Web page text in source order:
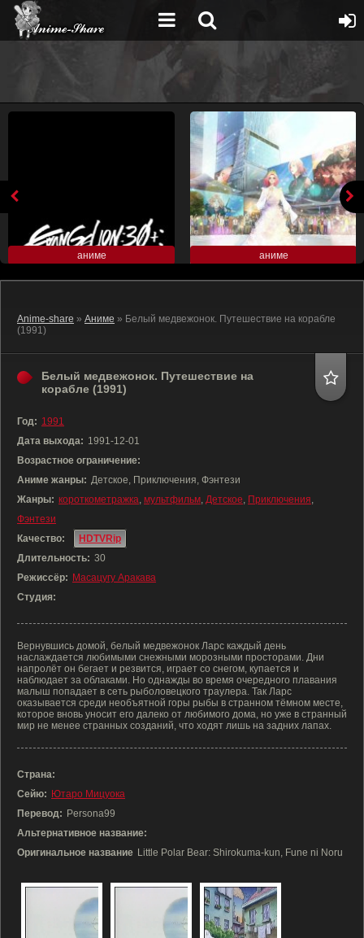
аниме аниме
Anime-share » Аниме » Белый медвежонок. Путешествие на корабле
(1991)
Белый медвежонок. Путешествие на
корабле (1991)
Год: 1991
Дата выхода: 1991-12-01
Возрастное ограничение:
Аниме жанры: Детское, Приключения, Фэнтези
Жанры: короткометражка, мультфильм, Детское, Приключения,
Фэнтези
Качество:
HDTVRip
Длительность: 30
Режиссёр: Масацугу Аракава
Студия:
Вернувшись домой, белый медвежонок Ларс каждый день
наслаждается любимыми снежными морозными просторами. Дни
напролёт он бегает и резвится, играет со снегом, купается и
наблюдает за облаками. Но однажды во время очередного плавания
малыш попадает в сеть рыболовецкого траулера. Так Ларс
оказывается среди необъятной горы рыбы в странном тёмном месте,
которое вновь уносит его далеко от любимого дома, но уже в странный
мир не менее странных созданий, что ходят лишь на задних лапах.
Страна:
Сейю: Ютаро Мицуока
Перевод: Persona99
Альтернативное название:
Оригинальное название Little Polar Bear: Shirokuma-kun, Fune ni Noru